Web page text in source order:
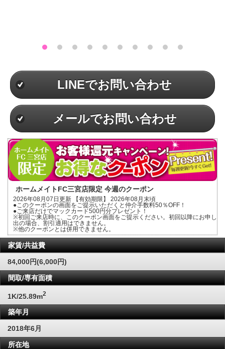
LINEでお問い合わせ
メールでお問い合わせ
ホームメイトFC三宮店限定 今週のクーポン
2026年08月07日更新 【有効期限】 2026年08月末頃
●このクーポンの画面をご提示いただくと仲介手数料50％OFF！
●ご来店だけでマックカード500円分プレゼント！
※初回ご来店時に、このクーポン画面をご提示ください。初回以降にお申し
出の場合、割引適用はできません。
※他のクーポンとは併用できません。
家賃/共益費
84,000円(6,000円)
間取/専有面積
1K/25.89m2
築年月
2018年6月
所在地